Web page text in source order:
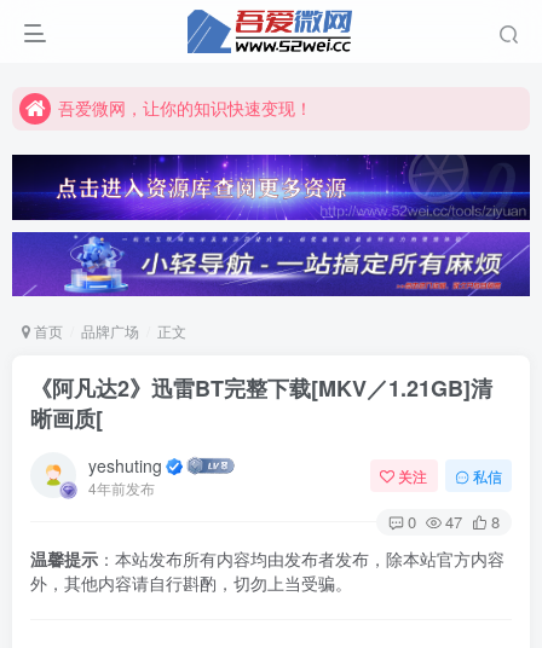
吾爱微网，让你的知识快速变现！
吾爱微网，让你的知识快速变现！
首页 品牌广场 正文
《阿凡达2》迅雷BT完整下载[MKV／1.21GB]清
晰画质[
yeshuting
4年前发布
关注 私信
0 47 8
温馨提示 ：本站发布所有内容均由发布者发布，除本站官方内容
外，其他内容请自行斟酌，切勿上当受骗。